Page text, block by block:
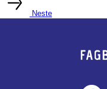
Neste